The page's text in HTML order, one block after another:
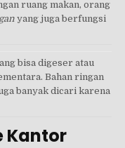
ruang makan, orang
yang juga berfungsi
bisa digeser atau
Bahan ringan
banyak dicari karena
Kantor